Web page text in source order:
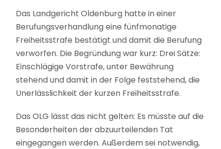
Das Landgericht Oldenburg hatte in einer
Berufungsverhandlung eine fünfmonatige
Freiheitsstrafe bestätigt und damit die Berufung
verworfen. Die Begründung war kurz: Drei Sätze:
Einschlägige Vorstrafe, unter Bewährung
stehend und damit in der Folge feststehend, die
Unerlässlichkeit der kurzen Freiheitsstrafe.
Das OLG lässt das nicht gelten: Es müsste auf die
Besonderheiten der abzuurteilenden Tat
eingegangen werden. Außerdem sei notwendig,